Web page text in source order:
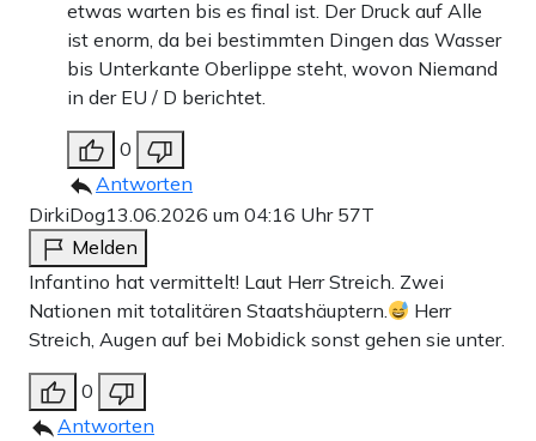
etwas warten bis es final ist. Der Druck auf Alle
ist enorm, da bei bestimmten Dingen das Wasser
bis Unterkante Oberlippe steht, wovon Niemand
in der EU / D berichtet.
0
Antworten
DirkiDog13.06.2026 um 04:16 Uhr 57T
Melden
Infantino hat vermittelt! Laut Herr Streich. Zwei
Nationen mit totalitären Staatshäuptern.
Herr
Streich, Augen auf bei Mobidick sonst gehen sie unter.
0
Antworten